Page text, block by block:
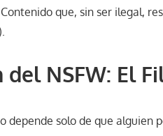
Contenido que, sin ser ilegal,
del NSFW: El
depende solo de que alguien